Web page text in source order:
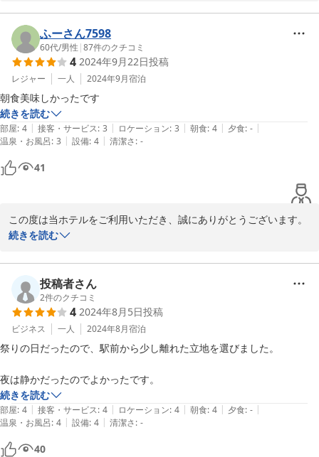
した。カーテンを閉めて快適にお過ごしいただけたとのことで安心
いたしました。
朝食のお米をお気に召していただけたようで大変嬉しく存じます。
セントラルホテル＜福島県＞
2026-05-26
ふーさん7598
60代/男性 |87件のクチコミ
4 2024年9月22日投稿
レジャー 一人 2024年9月宿泊
朝食美味しかったです
続きを読む
部屋: 4 | 接客・サービス: 3 | ロケーション: 3 | 朝食: 4 | 夕食: - |
温泉・お風呂: 3 | 設備: 4 | 清潔さ: -
41
この度は当ホテルをご利用いただき、誠にありがとうございます。
日の始まりを気持ちよくお迎えいただけたのであれば幸いでござい
ます。
これからも皆様にご満足いただけるサービスをお届けできるよう、
スタッフ一同努めてまいります。またのご来館を心よりお待ち申し
2026-05-26
続きを読む
投稿者さん
2件のクチコミ
4 2024年8月5日投稿
ビジネス 一人 2024年8月宿泊
祭りの日だったので、駅前から少し離れた立地を選びました。
夜は静かだったのでよかったです。
続きを読む
部屋: 4 | 接客・サービス: 4 | ロケーション: 4 | 朝食: 4 | 夕食: - |
温泉・お風呂: 4 | 設備: 4 | 清潔さ: -
40